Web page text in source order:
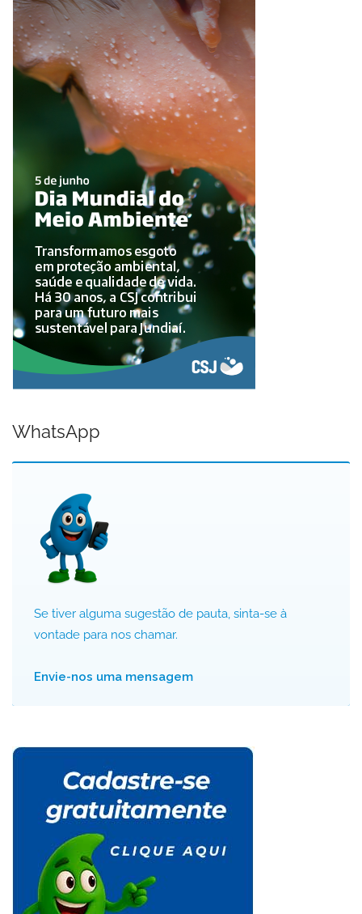
WhatsApp
Se tiver alguma sugestão de pauta, sinta-se à
vontade para nos chamar.
Envie-nos uma mensagem